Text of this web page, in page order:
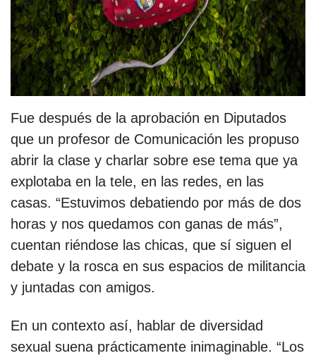
Fue después de la aprobación en Diputados
que un profesor de Comunicación les propuso
abrir la clase y charlar sobre ese tema que ya
explotaba en la tele, en las redes, en las
casas. “Estuvimos debatiendo por más de dos
horas y nos quedamos con ganas de más”,
cuentan riéndose las chicas, que sí siguen el
debate y la rosca en sus espacios de militancia
y juntadas con amigos.
En un contexto así, hablar de diversidad
sexual suena prácticamente inimaginable. “Los